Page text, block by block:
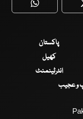
WhatsApp
پاکستان
کھیل
انٹرٹینمنٹ
و عجیب